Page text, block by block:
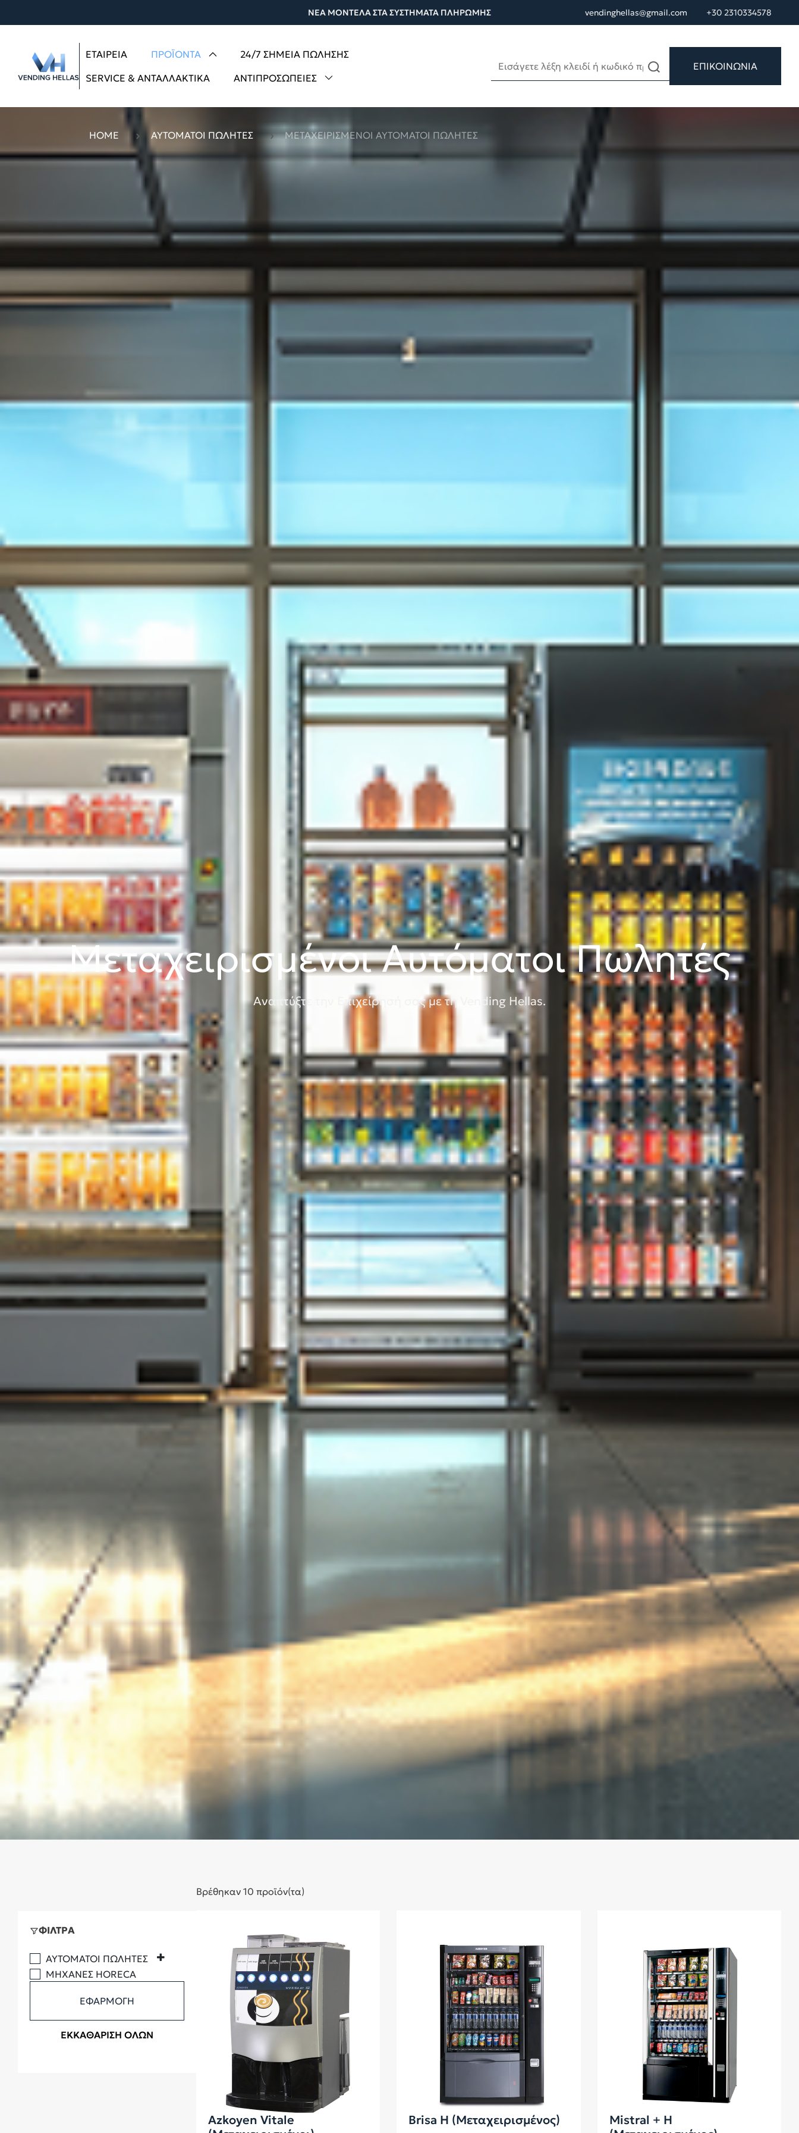
ΝΕΑ ΜΟΝΤΕΛΑ ΣΤΑ ΣΥΣΤΗΜΑΤΑ ΠΛΗΡΩΜΗΣ vendinghellas@gmail.com +30 2310334578
ΕΤΑΙΡΕΊΑ ΠΡΟΪΌΝΤΑ
24/7 ΣΗΜΕΙΑ ΠΩΛΗΣΗΣ
SERVICE & ΑΝΤΑΛΛΑΚΤΙΚΆ
ΑΝΤΙΠΡΟΣΩΠΕΊΕΣ
ΕΠΙΚΟΙΝΩΝΙΑ
HOME ΑΥΤΌΜΑΤΟΙ ΠΩΛΗΤΈΣ ΜΕΤΑΧΕΙΡΙΣΜΈΝΟΙ ΑΥΤΌΜΑΤΟΙ ΠΩΛΗΤΈΣ
Μεταχειρισμένοι Αυτόματοι Πωλητές
Αναπτύξτε την Επιχείρησή σας με τη Vending Hellas.
ΦΙΛΤΡΑ
ΑΥΤΌΜΑΤΟΙ ΠΩΛΗΤΈΣ
ΜΗΧΑΝΈΣ HORECA
ΕΦΑΡΜΟΓΗ
ΕΚΚΑΘΑΡΙΣΗ ΟΛΩΝ
Βρέθηκαν 10 προϊόν(τα)
Azkoyen Vitale
Brisa H (Μεταχειρισμένος)
Mistral + H